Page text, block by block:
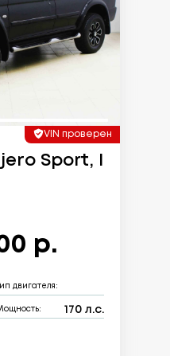
VIN проверен
Sport, I
р.
Тип двигателя:
170 л.с.